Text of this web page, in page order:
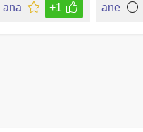
ana +1 ane